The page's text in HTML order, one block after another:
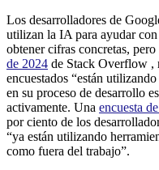
Los desarrolladores de
utilizan la IA para ayudar
obtener cifras concretas, pero
de 2024 de Stack Overflow ,
encuestados “están
en su proceso de desarrollo
activamente. Una encuesta
por ciento de los
“ya están utilizando
como fuera del trabajo”.